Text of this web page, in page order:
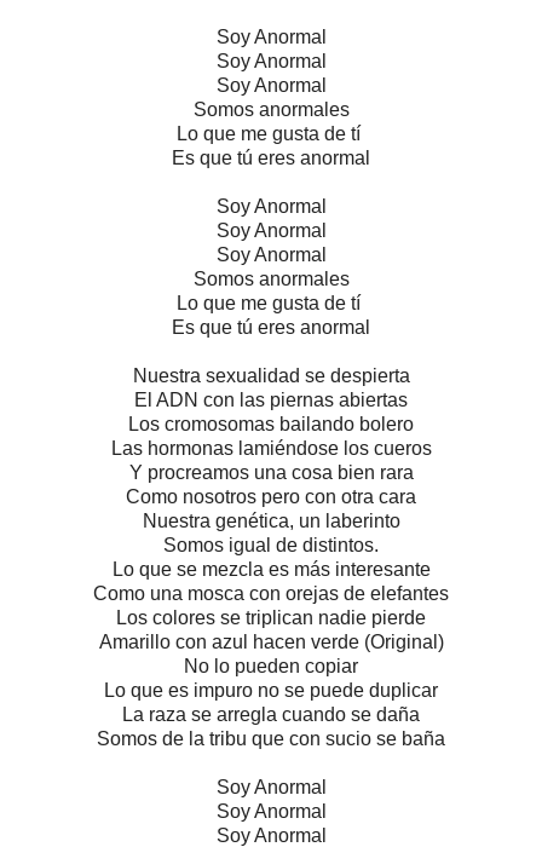
Soy Anormal
Soy Anormal
Soy Anormal
Somos anormales
Lo que me gusta de tí
Es que tú eres anormal
Soy Anormal
Soy Anormal
Soy Anormal
Somos anormales
Lo que me gusta de tí
Es que tú eres anormal
Nuestra sexualidad se despierta
El ADN con las piernas abiertas
Los cromosomas bailando bolero
Las hormonas lamiéndose los cueros
Y procreamos una cosa bien rara
Como nosotros pero con otra cara
Nuestra genética, un laberinto
Somos igual de distintos.
Lo que se mezcla es más interesante
Como una mosca con orejas de elefantes
Los colores se triplican nadie pierde
Amarillo con azul hacen verde (Original)
No lo pueden copiar
Lo que es impuro no se puede duplicar
La raza se arregla cuando se daña
Somos de la tribu que con sucio se baña
Soy Anormal
Soy Anormal
Soy Anormal